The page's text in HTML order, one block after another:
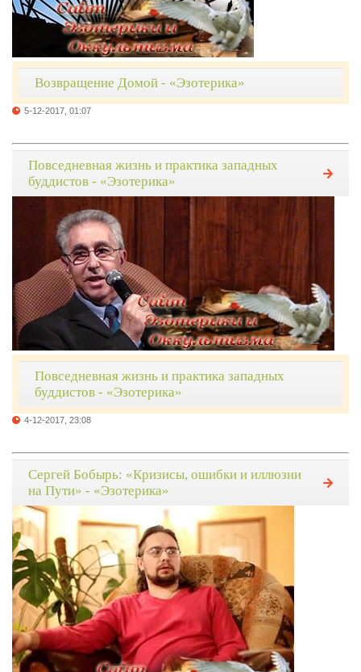
Возвращение Домой - «Эзотерика»
5-12-2017, 01:07
Повседневная жизнь и практика западных
буддистов - «Эзотерика»
Повседневная жизнь и практика западных
буддистов - «Эзотерика»
4-12-2017, 23:08
Сергей Бобырь: «Кризисы, ошибки и иллюзии
на Пути» - «Эзотерика»